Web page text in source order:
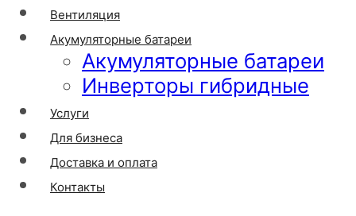
Вентиляция
Акумуляторные батареи
Акумуляторные батареи
Инверторы гибридные
Услуги
Для бизнеса
Доставка и оплата
Контакты